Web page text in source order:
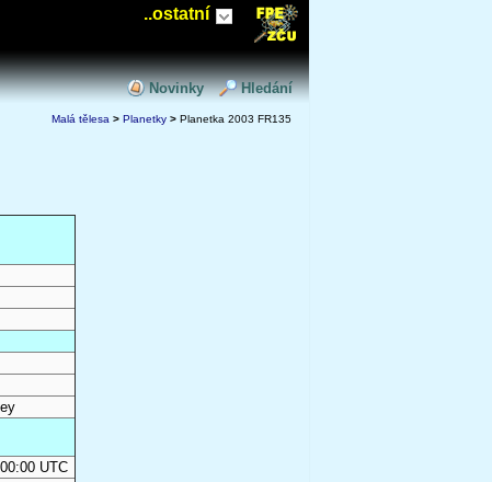
..ostatní
Novinky Hledání
Malá tělesa > Planetky > Planetka 2003 FR135
UTC